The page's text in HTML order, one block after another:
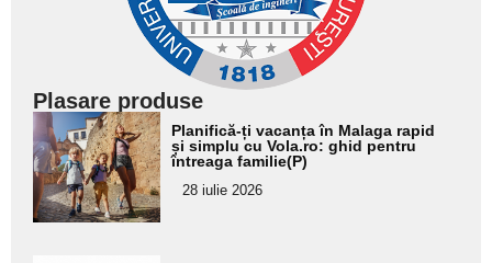
Plasare produse
Adaugă
aici textul
pentru
subtitlu
Planifică-ți vacanța în Malaga rapid
și simplu cu Vola.ro: ghid pentru
întreaga familie(P)
28 iulie 2026